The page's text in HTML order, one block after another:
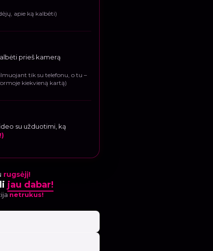
apie ką kalbėti)
prieš kamerą
tik su telefonu, o tu –
kiekvieną kartą)
su užduotimi, ką
rugsėjį!
jau dabar!
netrukus!